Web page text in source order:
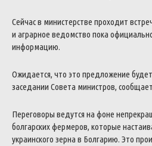
Сейчасв министерстве проходит
и аграрное ведомство пока
информацию.
Ожидается, что это предложение будет
заседании Совета министров, сообщает
Переговоры ведутся на фоне
болгарскихфермеров, которые
украинского зерна в Болгарию. Это